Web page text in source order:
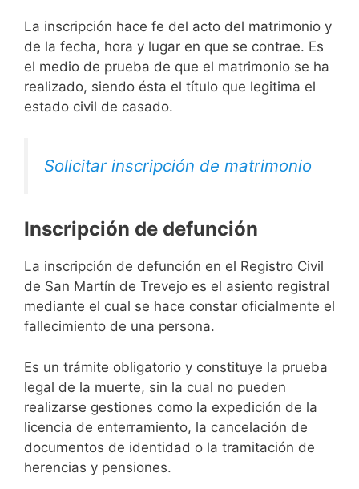
La inscripción hace fe del acto del matrimonio y
de la fecha, hora y lugar en que se contrae. Es
el medio de prueba de que el matrimonio se ha
realizado, siendo ésta el título que legitima el
estado civil de casado.
Solicitar inscripción de matrimonio
Inscripción de defunción
La inscripción de defunción en el Registro Civil
de San Martín de Trevejo es el asiento registral
mediante el cual se hace constar oficialmente el
fallecimiento de una persona.
Es un trámite obligatorio y constituye la prueba
legal de la muerte, sin la cual no pueden
realizarse gestiones como la expedición de la
licencia de enterramiento, la cancelación de
documentos de identidad o la tramitación de
herencias y pensiones.